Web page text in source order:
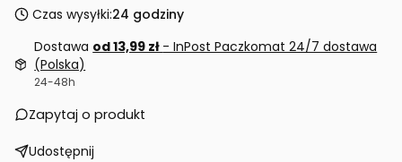
Czas wysyłki:24 godziny
Dostawa od 13,99 zł - InPost Paczkomat 24/7 dostawa
(Polska)
24-48h
Zapytaj o produkt
Udostępnij